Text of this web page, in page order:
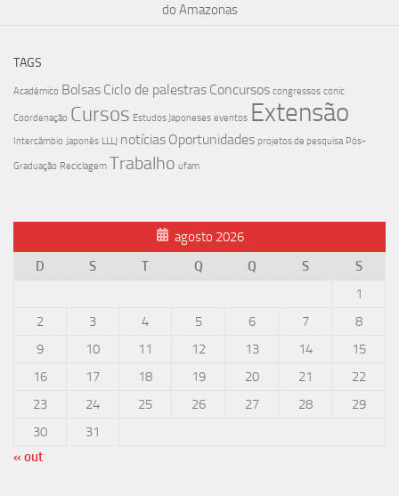
do Amazonas
TAGS
Acadêmico Bolsas Ciclo de palestras Concursos congressos conic
Coordenação Cursos Estudos Japoneses eventos Extensão
Intercâmbio Japonês LLLJ notícias Oportunidades projetos de pesquisa Pós-
Graduação Reciclagem Trabalho ufam
agosto 2026
D
S T Q Q S
S
1
2
3 4 5 6 7
8
9
10 11 12 13 14
15
16
17 18 19 20 21
22
23
24 25 26 27 28
29
30
31
« out